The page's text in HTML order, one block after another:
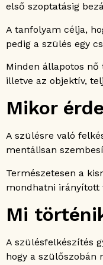
első szoptatásig
A tanfolyam célja,
pedig a szülés egy
Minden állapotos nő
illetve az objektív,
Mikor
A szülésre való
mentálisan
Természetesen a
mondhatni irányított
Mi
A szülésfelkészítés
hogy a szülőszobán